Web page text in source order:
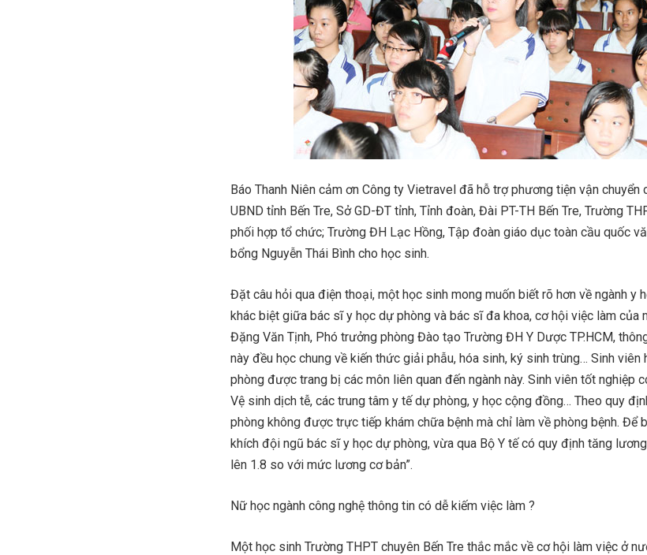
Báo Thanh Niên cảm ơn Công ty Vietravel đã hỗ trợ phương tiện vận chuyển
UBND tỉnh Bến Tre, Sở GD-ĐT tỉnh, Tỉnh đoàn, Đài PT-TH Bến Tre, Trường
phối hợp tổ chức; Trường ĐH Lạc Hồng, Tập đoàn giáo dục toàn cầu quốc
bổng Nguyễn Thái Bình cho học sinh.
Đặt câu hỏi qua điện thoại, một học sinh mong muốn biết rõ hơn về ngành y
khác biệt giữa bác sĩ y học dự phòng và bác sĩ đa khoa, cơ hội việc làm của
Đặng Văn Tịnh, Phó trưởng phòng Đào tạo Trường ĐH Y Dược TP.HCM,
này đều học chung về kiến thức giải phẫu, hóa sinh, ký sinh trùng… Sinh viên
phòng được trang bị các môn liên quan đến ngành này. Sinh viên tốt nghiệp
Vệ sinh dịch tễ, các trung tâm y tế dự phòng, y học cộng đồng… Theo quy
phòng không được trực tiếp khám chữa bệnh mà chỉ làm về phòng bệnh. Để
khích đội ngũ bác sĩ y học dự phòng, vừa qua Bộ Y tế có quy định tăng
lên 1.8 so với mức lương cơ bản”.
Nữ học ngành công nghệ thông tin có dễ kiếm việc làm ?
Một học sinh Trường THPT chuyên Bến Tre thắc mắc về cơ hội làm việc ở